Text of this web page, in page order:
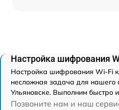
Настройка шифрования
Настройка шифрования Wi-Fi
несложная задача для нашего
Ульяновске. Выполним быстро
Позвоните нам и наш